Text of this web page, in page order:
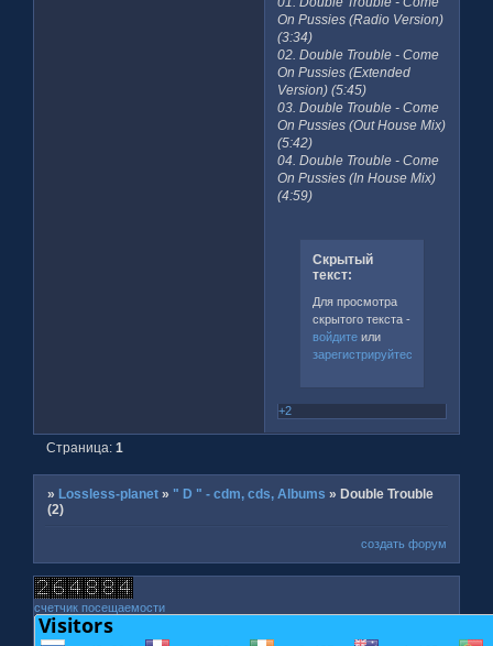
On Pussies (Radio Version)
(3:34)
02. Double Trouble - Come
On Pussies (Extended
Version) (5:45)
03. Double Trouble - Come
On Pussies (Out House Mix)
(5:42)
04. Double Trouble - Come
On Pussies (In House Mix)
(4:59)
Скрытый
текст:
Для просмотра
скрытого текста -
войдитеили
зарегистрируйтесь
+2
Страница:1
»Lossless-planet » " D " - cdm, cds, Albums »Double Trouble
(2)
создать форум
счетчик посещаемости